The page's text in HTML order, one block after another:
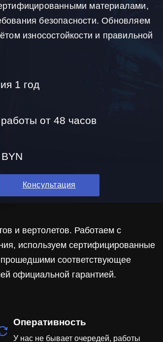
материалами,
безопасности. Обновляем
износостойкости и правильной
1 год
от 48 часов
Консультация
и вертолетов. Работаем с
используем сертифицированные
соответствующее
официальной гарантией.
Оперативность
У нас не бывает очередей, работы